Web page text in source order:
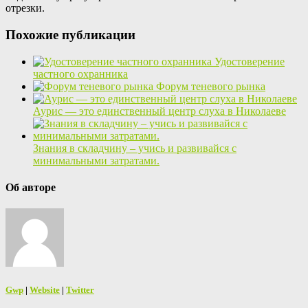
отрезки.
Похожие публикации
Удостоверение
частного охранника
Форум теневого рынка
Аурис — это единственный центр слуха в Николаеве
Знания в складчину – учись и развивайся с
минимальными затратами.
Об авторе
Gwp | Website | Twitter